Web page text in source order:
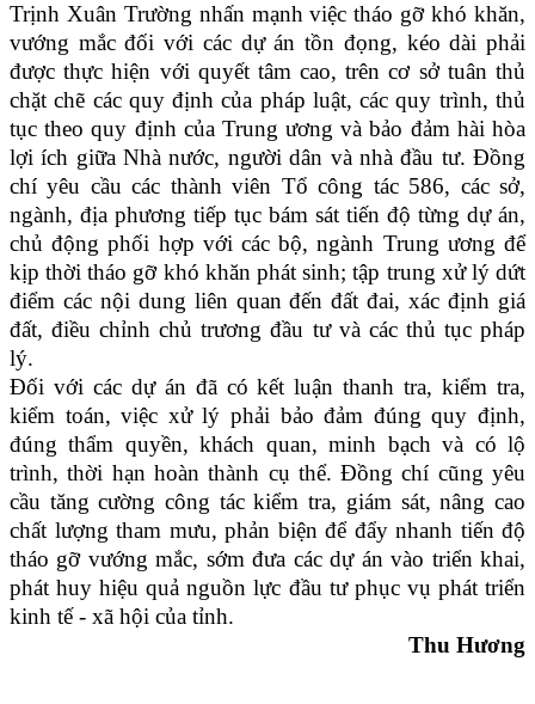
Trịnh Xuân Trường nhấn mạnh việc tháo gỡ khó khăn,
vướng mắc đối với các dự án tồn đọng, kéo dài phải
được thực hiện với quyết tâm cao, trên cơ sở tuân thủ
chặt chẽ các quy định của pháp luật, các quy trình, thủ
tục theo quy định của Trung ương và bảo đảm hài hòa
lợi ích giữa Nhà nước, người dân và nhà đầu tư. Đồng
chí yêu cầu các thành viên Tổ công tác 586, các sở,
ngành, địa phương tiếp tục bám sát tiến độ từng dự án,
chủ động phối hợp với các bộ, ngành Trung ương để
kịp thời tháo gỡ khó khăn phát sinh; tập trung xử lý dứt
điểm các nội dung liên quan đến đất đai, xác định giá
đất, điều chỉnh chủ trương đầu tư và các thủ tục pháp
lý.
Đối với các dự án đã có kết luận thanh tra, kiểm tra,
kiểm toán, việc xử lý phải bảo đảm đúng quy định,
đúng thẩm quyền, khách quan, minh bạch và có lộ
trình, thời hạn hoàn thành cụ thể. Đồng chí cũng yêu
cầu tăng cường công tác kiểm tra, giám sát, nâng cao
chất lượng tham mưu, phản biện để đẩy nhanh tiến độ
tháo gỡ vướng mắc, sớm đưa các dự án vào triển khai,
phát huy hiệu quả nguồn lực đầu tư phục vụ phát triển
kinh tế - xã hội của tỉnh.
Thu Hương